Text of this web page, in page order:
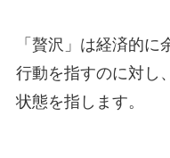
「贅沢」は経済的
行動を指すのに対し
状態を指します。